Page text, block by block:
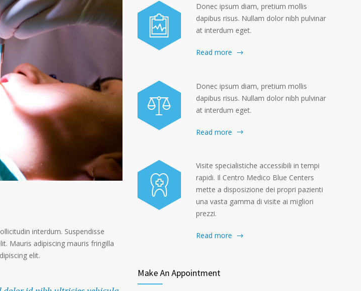
interdum. Suspendisse
Mauris adipiscing mauris fringilla
elit.
Donec ipsum diam, pretium mollis
dapibus risus. Nullam dolor nibh pulvinar
at interdum eget.
Read more
Donec ipsum diam, pretium mollis
dapibus risus. Nullam dolor nibh pulvinar
at interdum eget.
Read more
Visite specialistiche accessibili in tempi
rapidi. Il Centro Medico Blue Centers
mette a disposizione dei propri pazienti
una vasta gamma di visite ai migliori
prezzi.
Read more
Make An Appointment